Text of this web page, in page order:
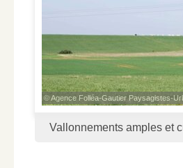
© Agence Folléa-Gautier Paysagistes-
Vallonnements amples et